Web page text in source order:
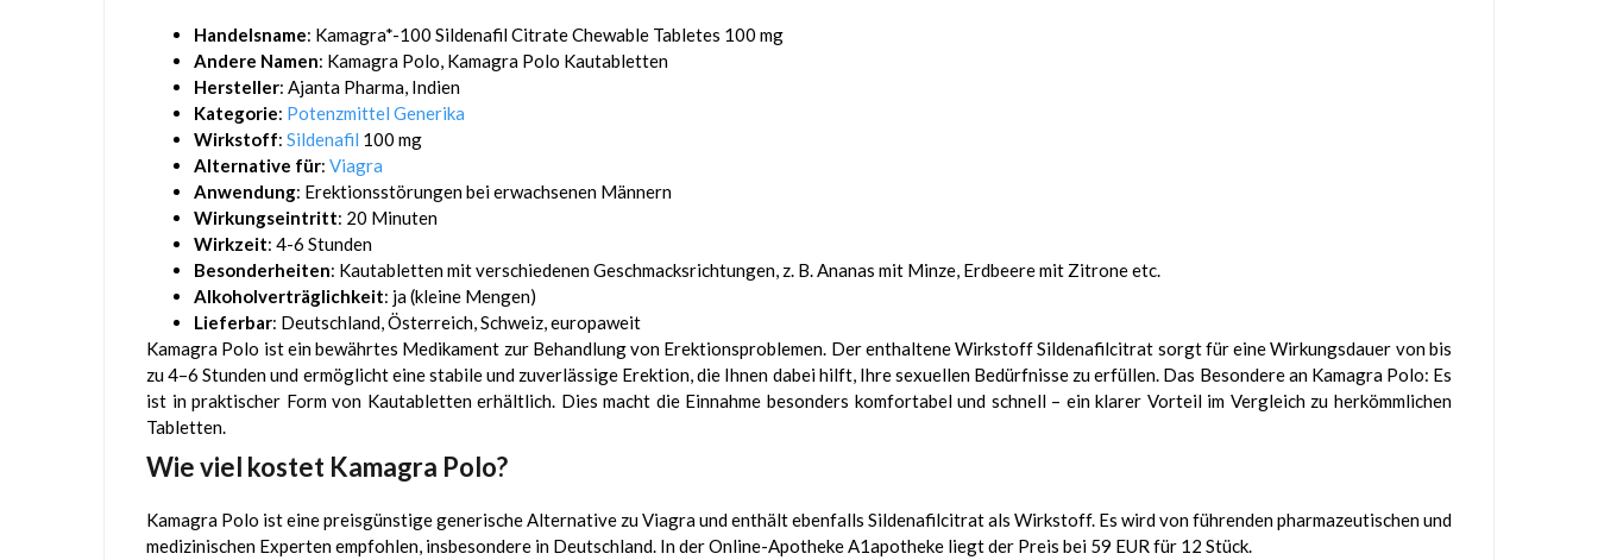
Handelsname: Kamagra*-100 Sildenafil Citrate Chewable Tabletes 100 mg
Andere Namen: Kamagra Polo, Kamagra Polo Kautabletten
Hersteller: Ajanta Pharma, Indien
Kategorie: Potenzmittel Generika
Wirkstoff: Sildenafil 100 mg
Alternative für: Viagra
Anwendung: Erektionsstörungen bei erwachsenen Männern
Wirkungseintritt: 20 Minuten
Wirkzeit: 4-6 Stunden
Besonderheiten: Kautabletten mit verschiedenen Geschmacksrichtungen, z. B. Ananas mit Minze, Erdbeere mit Zitrone etc.
Alkoholverträglichkeit: ja (kleine Mengen)
Lieferbar: Deutschland, Österreich, Schweiz, europaweit
Kamagra Polo ist ein bewährtes Medikament zur Behandlung von Erektionsproblemen. Der enthaltene Wirkstoff Sildenafilcitrat sorgt für eine Wirkungsdauer von bis
zu 4–6 Stunden und ermöglicht eine stabile und zuverlässige Erektion, die Ihnen dabei hilft, Ihre sexuellen Bedürfnisse zu erfüllen. Das Besondere an Kamagra Polo: Es
ist in praktischer Form von Kautabletten erhältlich. Dies macht die Einnahme besonders komfortabel und schnell – ein klarer Vorteil im Vergleich zu herkömmlichen
Tabletten.
Wie viel kostet Kamagra Polo?
Kamagra Polo ist eine preisgünstige generische Alternative zu Viagra und enthält ebenfalls Sildenafilcitrat als Wirkstoff. Es wird von führenden pharmazeutischen und
medizinischen Experten empfohlen, insbesondere in Deutschland. In der Online-Apotheke A1apotheke liegt der Preis bei 59 EUR für 12 Stück.